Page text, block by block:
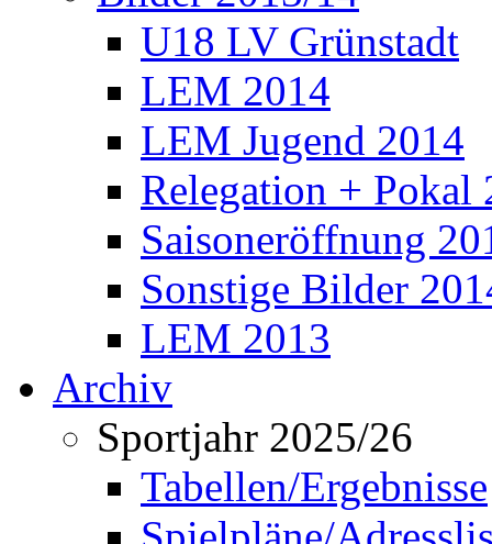
U18 LV Grünstadt
LEM 2014
LEM Jugend 2014
Relegation + Pokal
Saisoneröffnung
Sonstige Bilder
LEM 2013
Archiv
Sportjahr 2025/26
Tabellen/Ergebnisse